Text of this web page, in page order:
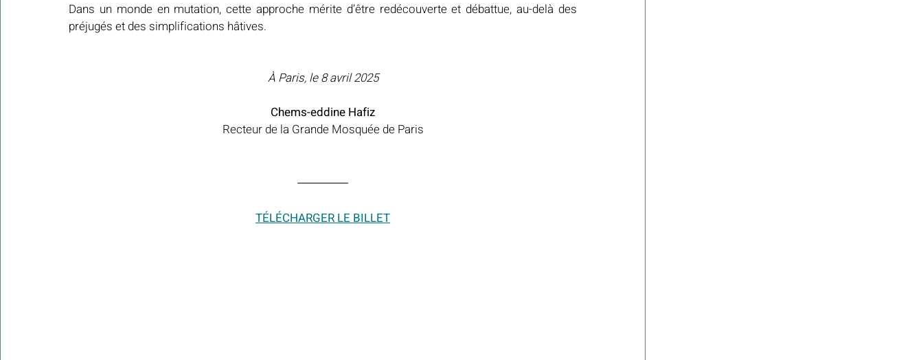
Dans un monde en mutation, cette approche mérite d’être redécouverte et débattue, au-delà des
préjugés et des simplifications hâtives.
À Paris, le 8 avril 2025
Chems-eddine Hafiz
Recteur de la Grande Mosquée de Paris
TÉLÉCHARGER LE BILLET